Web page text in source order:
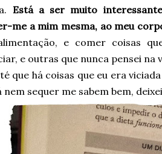
Está a ser muito
me a mim mesma, ao meu
e comer coisas
e outras que nunca pensei na
que há coisas que eu era
nem sequer me sabem bem,